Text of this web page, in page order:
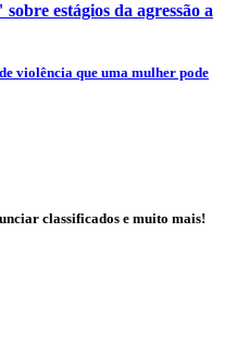
estágios da agressão a
violência que uma mulher pode
classificados e muito mais!